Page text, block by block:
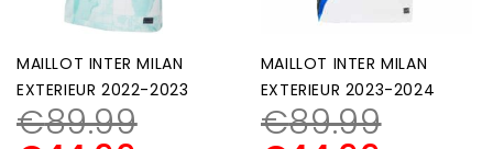
MAILLOT INTER MILAN
EXTERIEUR 2022-2023
€89.99
MAILLOT INTER MILAN
EXTERIEUR 2023-2024
€89.99